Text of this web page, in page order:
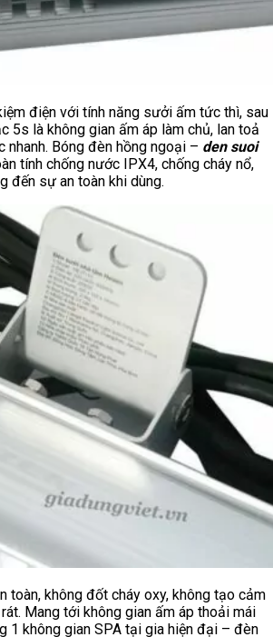
điện với tính năng sưởi ấm tức thì, sau
5s là không gian ấm áp làm chủ, lan toả
nhanh. Bóng đèn hồng ngoại – den suoi
tính chống nước IPX4, chống cháy nổ,
đến sự an toàn khi dùng.
toàn, không đốt cháy oxy, không tạo cảm
Mang tới không gian ấm áp thoải mái
1 không gian SPA tại gia hiện đại – đèn